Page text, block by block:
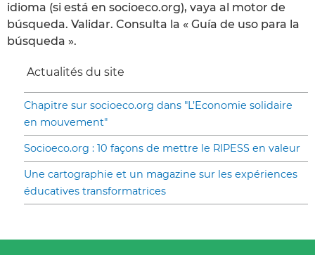
idioma (si está en socioeco.org), vaya al motor de
búsqueda. Validar. Consulta la « Guía de uso para la
búsqueda ».
Actualités du site
Chapitre sur socioeco.org dans "L’Economie solidaire
en mouvement"
Socioeco.org : 10 façons de mettre le RIPESS en valeur
Une cartographie et un magazine sur les expériences
éducatives transformatrices